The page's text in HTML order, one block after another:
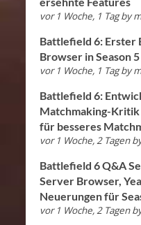
vor 1 Woche, 1 Tag by
Battlefield 6: Erster
Browser in Season 5
vor 1 Woche, 1 Tag by
Battlefield 6:
Matchmaking-Kritik
für besseres
vor 1 Woche, 2 Tagen
Battlefield 6 Q&A
Server Browser,
Neuerungen für
vor 1 Woche, 2 Tagen